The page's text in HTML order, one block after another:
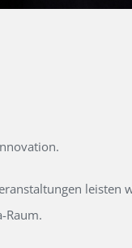
leisten
Raum.